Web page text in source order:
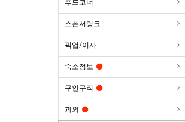
푸드코너
스폰서링크
픽업/이사
숙소정보
구인구직
과외